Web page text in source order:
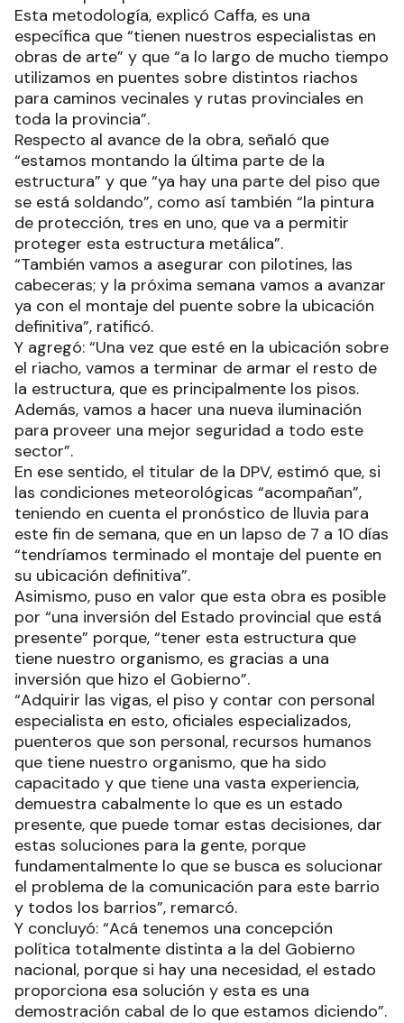
Esta metodología, explicó Caffa, es una
específica que “tienen nuestros especialistas en
obras de arte” y que “a lo largo de mucho tiempo
utilizamos en puentes sobre distintos riachos
para caminos vecinales y rutas provinciales en
toda la provincia”.
Respecto al avance de la obra, señaló que
“estamos montando la última parte de la
estructura” y que “ya hay una parte del piso que
se está soldando”, como así también “la pintura
de protección, tres en uno, que va a permitir
proteger esta estructura metálica”.
“También vamos a asegurar con pilotines, las
cabeceras; y la próxima semana vamos a avanzar
ya con el montaje del puente sobre la ubicación
definitiva”, ratificó.
Y agregó: “Una vez que esté en la ubicación sobre
el riacho, vamos a terminar de armar el resto de
la estructura, que es principalmente los pisos.
Además, vamos a hacer una nueva iluminación
para proveer una mejor seguridad a todo este
sector”.
En ese sentido, el titular de la DPV, estimó que, si
las condiciones meteorológicas “acompañan”,
teniendo en cuenta el pronóstico de lluvia para
este fin de semana, que en un lapso de 7 a 10 días
“tendríamos terminado el montaje del puente en
su ubicación definitiva”.
Asimismo, puso en valor que esta obra es posible
por “una inversión del Estado provincial que está
presente” porque, “tener esta estructura que
tiene nuestro organismo, es gracias a una
inversión que hizo el Gobierno”.
“Adquirir las vigas, el piso y contar con personal
especialista en esto, oficiales especializados,
puenteros que son personal, recursos humanos
que tiene nuestro organismo, que ha sido
capacitado y que tiene una vasta experiencia,
demuestra cabalmente lo que es un estado
presente, que puede tomar estas decisiones, dar
estas soluciones para la gente, porque
fundamentalmente lo que se busca es solucionar
el problema de la comunicación para este barrio
y todos los barrios”, remarcó.
Y concluyó: “Acá tenemos una concepción
política totalmente distinta a la del Gobierno
nacional, porque si hay una necesidad, el estado
proporciona esa solución y esta es una
demostración cabal de lo que estamos diciendo”.